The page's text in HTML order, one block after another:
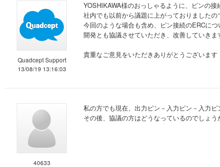
Quadcept Support
13/08/19 13:16:03
YOSHIKAWA様のおっしゃるように、ピンの
社内でも以前から議題に上がっておりましたの
今回のような場合も含め、ピン接続のERCにつ
開発とも協議させていただき、改善していき
貴重なご意見をいただきありがとうございます
40633
私の方でも現在、出力ピン－入力ピン－入力
その後、協議の方はどうなっているのでしょう